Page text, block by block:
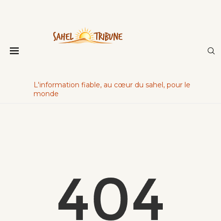
L'information fiable, au cœur du sahel, pour le
monde